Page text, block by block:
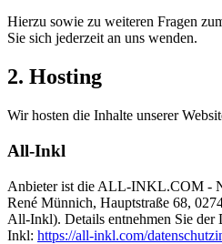
Hierzu sowie zu weiteren Fragen
Sie sich jederzeit an uns wenden.
2. Hosting
Wir hosten die Inhalte unserer
All-Inkl
Anbieter ist die ALL-INKL.COM -
René Münnich, Hauptstraße 68,
All-Inkl). Details entnehmen Sie der
Inkl: https://all-inkl.com/